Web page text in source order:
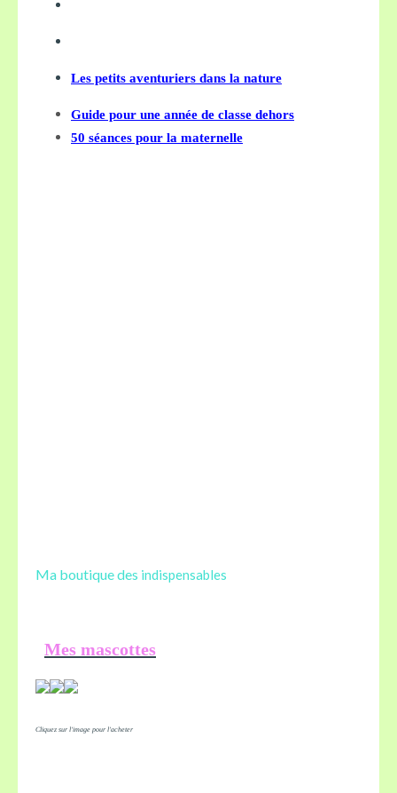
Les petits aventuriers dans la nature
Guide pour une année de classe dehors
50 séances pour la maternelle
Ma boutique des indispensables
Mes mascottes
Cliquez sur l'image pour l'acheter